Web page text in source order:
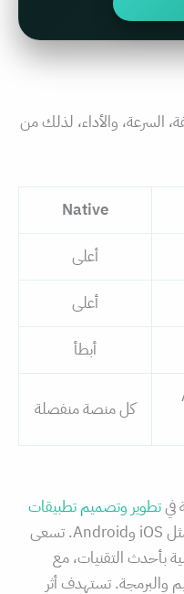
السرعة، والأداء، لذلك من
Native
أعلى
أعلى
أبطأ
كل منصة منفصلة
تطوير وتصميم تطبيقات
بمختلف الأنظمة والمنصات مثل iOS وAndroid. تسعى
بأحدث التقنيات، مع
والبرمجة. تستهدف أثر